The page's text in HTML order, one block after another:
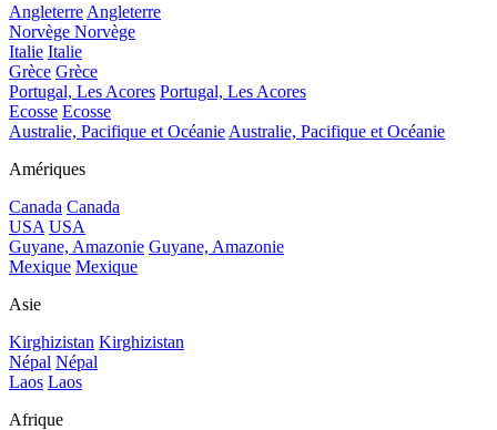
Angleterre Angleterre
Norvège Norvège
Italie Italie
Grèce Grèce
Portugal, Les Acores Portugal, Les Acores
Ecosse Ecosse
Australie, Pacifique et Océanie Australie, Pacifique et Océanie
Amériques
Canada Canada
USA USA
Guyane, Amazonie Guyane, Amazonie
Mexique Mexique
Asie
Kirghizistan Kirghizistan
Népal Népal
Laos Laos
Afrique